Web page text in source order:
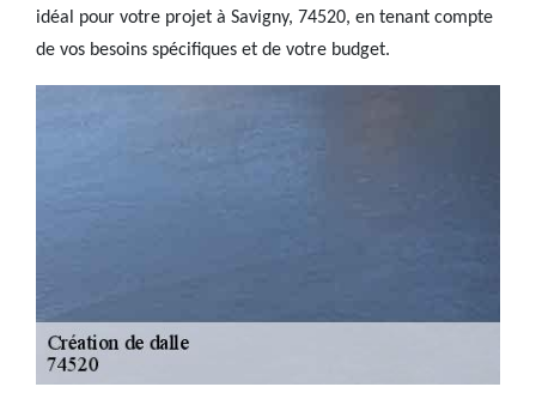
idéal pour votre projet à Savigny, 74520, en tenant compte
de vos besoins spécifiques et de votre budget.